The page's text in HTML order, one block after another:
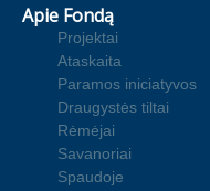
Apie Fondą
Projektai
Ataskaita
Paramos iniciatyvos
Draugystės tiltai
Rėmėjai
Savanoriai
Spaudoje